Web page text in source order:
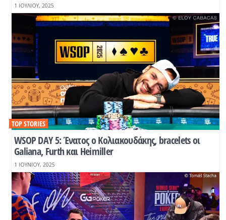
1 ΙΟΥΛΊΟΥ, 2025
WSOP DAY 5: Ένατος ο Κολιακουδάκης, bracelets οι
Galiana, Furth και Heimiller
TOP STORIES
1 ΙΟΥΝΊΟΥ, 2025